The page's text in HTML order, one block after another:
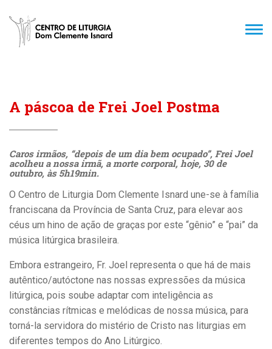
A páscoa de Frei Joel Postma
Caros irmãos, “depois de um dia bem ocupado”, Frei Joel
acolheu a nossa irmã, a morte corporal, hoje, 30 de
outubro, às 5h19min.
O Centro de Liturgia Dom Clemente Isnard une-se à família
franciscana da Província de Santa Cruz, para elevar aos
céus um hino de ação de graças por este “gênio” e “pai” da
música litúrgica brasileira.
Embora estrangeiro, Fr. Joel representa o que há de mais
autêntico/autóctone nas nossas expressões da música
litúrgica, pois soube adaptar com inteligência as
constâncias rítmicas e melódicas de nossa música, para
torná-la servidora do mistério de Cristo nas liturgias em
diferentes tempos do Ano Litúrgico.